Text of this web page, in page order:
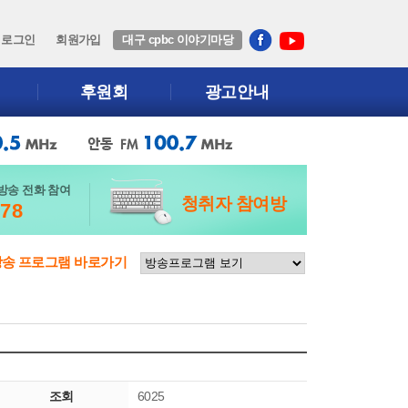
로그인 회원가입 대구 cpbc 이야기마당
후원회 광고안내
송 전화 참여
청취자 참여방
프로그램 바로가기
조회
6025